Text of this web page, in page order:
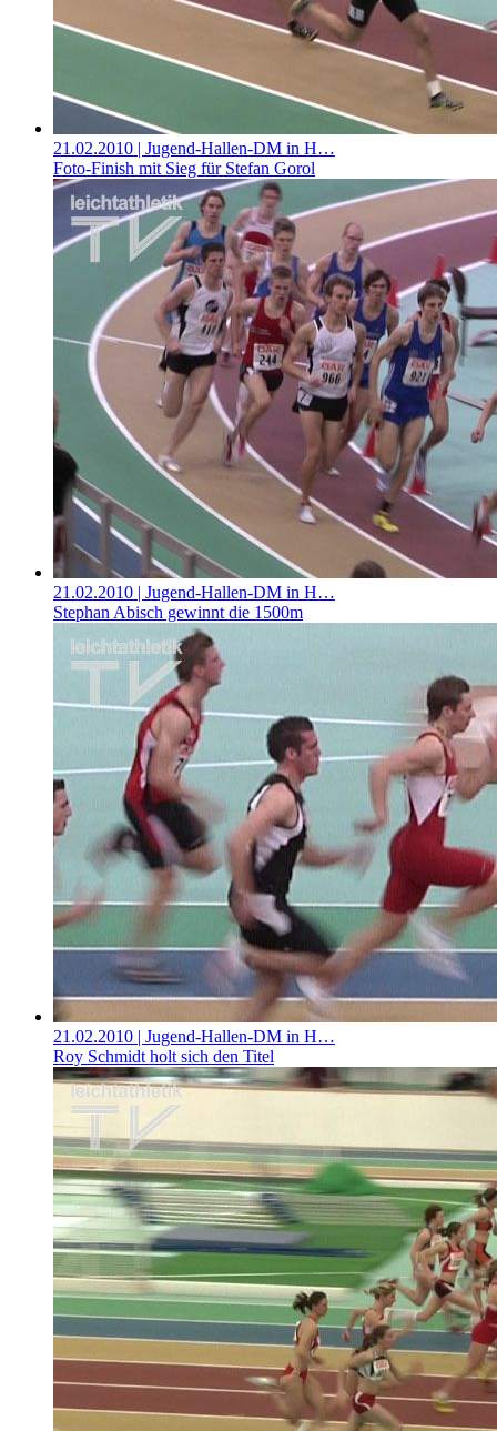
21.02.2010 | Jugend-Hallen-DM in H…
Foto-Finish mit Sieg für Stefan Gorol
21.02.2010 | Jugend-Hallen-DM in H…
Stephan Abisch gewinnt die 1500m
21.02.2010 | Jugend-Hallen-DM in H…
Roy Schmidt holt sich den Titel